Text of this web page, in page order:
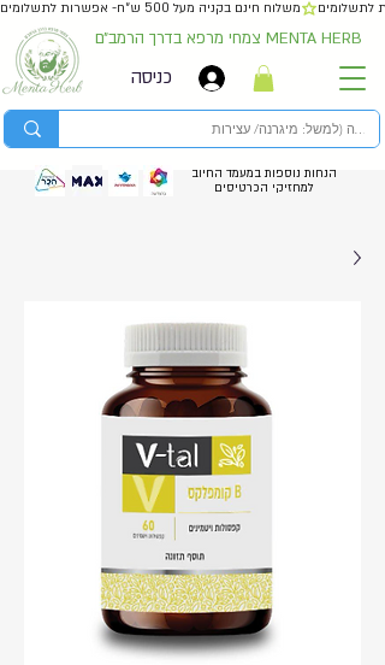
משלוח חינם בקניה מעל 500 ש״ח- אפשרות לתשלומים
צמחי מרפא בדרך הרמב״ם MENTA HERB
כניסה
הנחות נוספות במעמד החיוב
למחזיקי הכרטיסים